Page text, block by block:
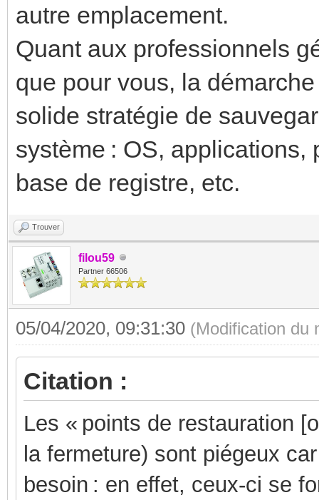
autre emplacement.
Quant aux professionnels
que pour vous, la
solide stratégie de
système : OS,
base de registre, etc.
Trouver
filou59
Partner 66506
05/04/2020, 09:31:30 (Modification du
Citation :
Les « points de restauration
la fermeture) sont piégeux
besoin : en effet, ceux-ci se